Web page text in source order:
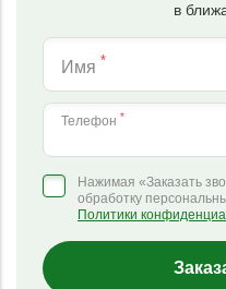
в
Имя *
Телефон *
Нажимая «Заказать
обработку
Политики